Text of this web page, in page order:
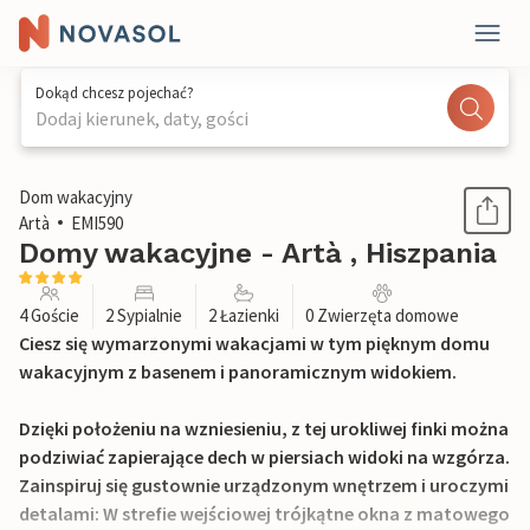
Dokąd chcesz pojechać?
Dodaj kierunek, daty, gości
1 / 34
Dom wakacyjny
Artà
EMI590
Domy wakacyjne - Artà , Hiszpania
4 Goście 2 Sypialnie 2 Łazienki 0 Zwierzęta domowe
Ciesz się wymarzonymi wakacjami w tym pięknym domu
wakacyjnym z basenem i panoramicznym widokiem.
Dzięki położeniu na wzniesieniu, z tej urokliwej finki można
podziwiać zapierające dech w piersiach widoki na wzgórza.
Zainspiruj się gustownie urządzonym wnętrzem i uroczymi
detalami: W strefie wejściowej trójkątne okna z matowego